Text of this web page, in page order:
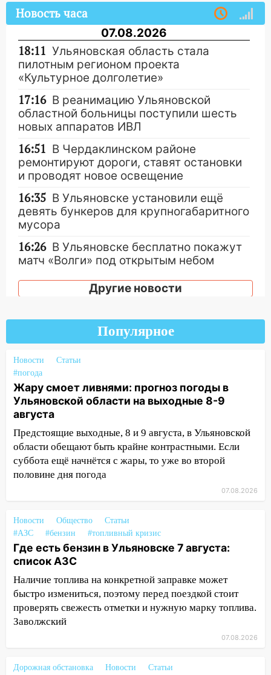
Новость часа
07.08.2026
18:11 Ульяновская область стала
пилотным регионом проекта
«Культурное долголетие»
17:16 В реанимацию Ульяновской
областной больницы поступили шесть
новых аппаратов ИВЛ
16:51 В Чердаклинском районе
ремонтируют дороги, ставят остановки
и проводят новое освещение
16:35 В Ульяновске установили ещё
девять бункеров для крупногабаритного
мусора
16:26 В Ульяновске бесплатно покажут
матч «Волги» под открытым небом
16:12 В Ульяновском госуниверситете
разработают отечественный прибор для
Ульяновцы могут вернуть деньги
за абонементы закрывшегося фитнес-
клуба «Рекорд-Fitness»
15:34
прокуратуры в селах Ульяновской
области привели в порядок детские
площадки
15:27 Прокуратура проверяет
капремонт школы в селе Кивать
15:08 В Кузоватово после прокурорской
14:40
На проспекте Гая в Ульяновске
запретили остановку автомобилей на
50-метровом участке
14:22 В Новом городе 8 августа пройдет
большой фестиваль «Наше время» с
мотофристайлом и концертом
«Мураками»
Жару смоет ливнями: прогноз
выходные 8-9 августа
Другие новости
Популярное
Новости
Статьи
#погода
Жару смоет ливнями: прогноз погоды в
Ульяновской области на выходные 8-9
августа
Предстоящие выходные, 8 и 9 августа, в Ульяновской
области обещают быть крайне контрастными. Если
суббота ещё начнётся с жары, то уже во второй
половине дня погода
07.08.2026
Новости Общество
Статьи
#АЗС
#бензин #топливный кризис
Где есть бензин в Ульяновске 7 августа:
список АЗС
Наличие топлива на конкретной заправке может
быстро измениться, поэтому перед поездкой стоит
проверять свежесть отметки и нужную марку топлива.
Заволжский
07.08.2026
Дорожная обстановка Новости Статьи